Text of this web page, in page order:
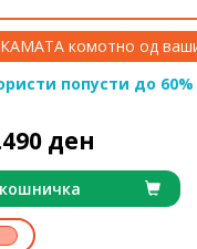
КАМАТА комотно од
попусти до 60%
ден